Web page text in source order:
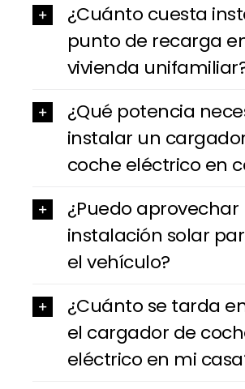
¿Cuánto cuesta
punto de recarga
vivienda
¿Qué potencia
instalar un
coche eléctrico en
¿Puedo aprovechar
instalación solar
el vehículo?
¿Cuánto se tarda
el cargador de
eléctrico en mi